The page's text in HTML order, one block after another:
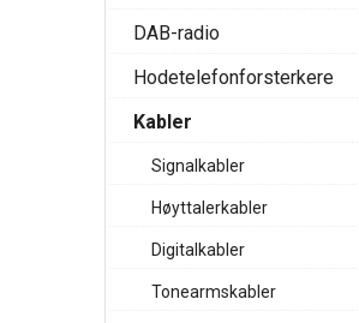
DAB-radio
Hodetelefonforsterkere
Kabler
Signalkabler
Høyttalerkabler
Digitalkabler
Tonearmskabler